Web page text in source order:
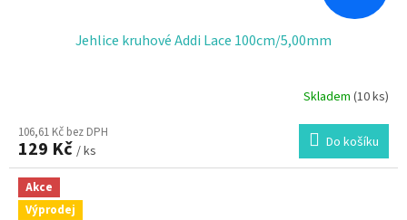
Jehlice kruhové Addi Lace 100cm/5,00mm
Skladem (10 ks)
106,61 Kč bez DPH
129 Kč / ks Do košíku
Akce
Výprodej